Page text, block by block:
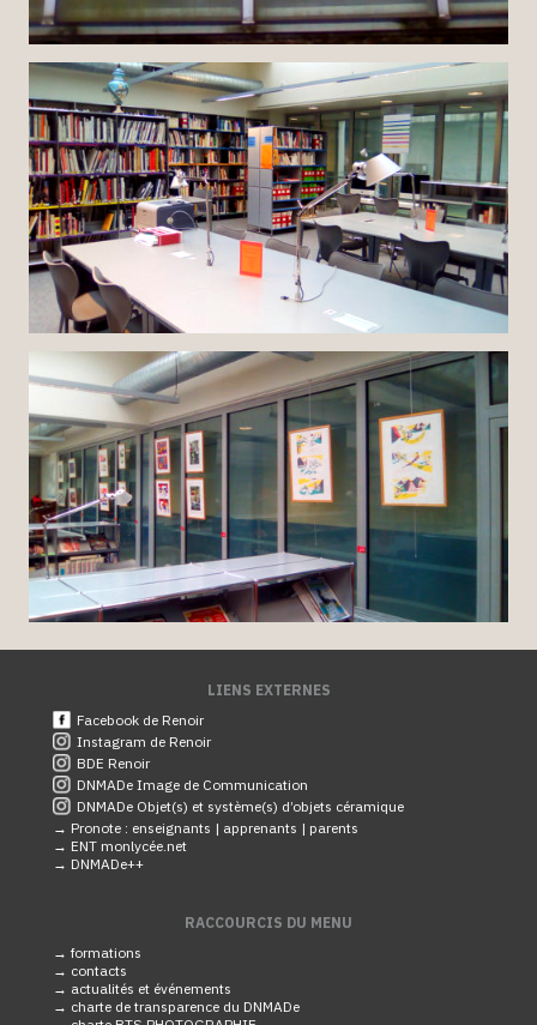
LIENS EXTERNES
Facebook de Renoir
Instagram de Renoir
BDE Renoir
DNMADe Image de Communication
DNMADe Objet(s) et système(s) d’objets céramique
→ Pronote : enseignants | apprenants | parents
→ ENT monlycée.net
→ DNMADe++
RACCOURCIS DU MENU
→ formations
→ contacts
→ actualités et événements
→ charte de transparence du DNMADe